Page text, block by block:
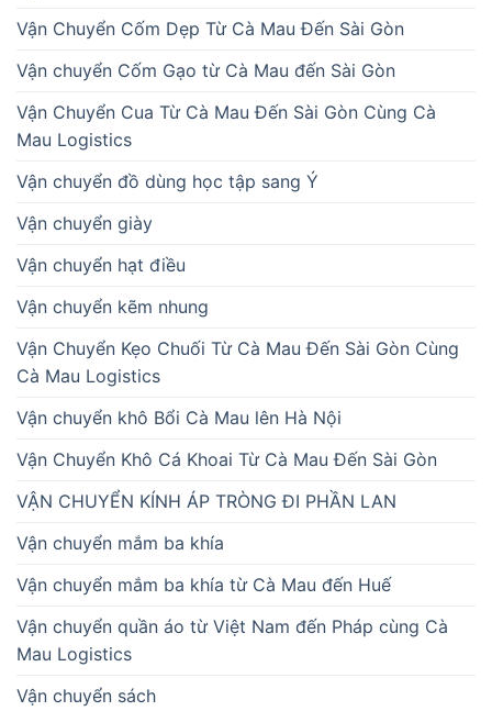
Vận Chuyển Cốm Dẹp Từ Cà Mau Đến Sài Gòn
Vận chuyển Cốm Gạo từ Cà Mau đến Sài Gòn
Vận Chuyển Cua Từ Cà Mau Đến Sài Gòn Cùng Cà
Mau Logistics
Vận chuyển đồ dùng học tập sang Ý
Vận chuyển giày
Vận chuyển hạt điều
Vận chuyển kẽm nhung
Vận Chuyển Kẹo Chuối Từ Cà Mau Đến Sài Gòn Cùng
Cà Mau Logistics
Vận chuyển khô Bổi Cà Mau lên Hà Nội
Vận Chuyển Khô Cá Khoai Từ Cà Mau Đến Sài Gòn
VẬN CHUYỂN KÍNH ÁP TRÒNG ĐI PHẦN LAN
Vận chuyển mắm ba khía
Vận chuyển mắm ba khía từ Cà Mau đến Huế
Vận chuyển quần áo từ Việt Nam đến Pháp cùng Cà
Mau Logistics
Vận chuyển sách